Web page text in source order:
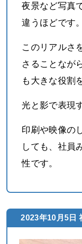
夜景など写真
違うほどです。
このリアルさ
さることなが
も大きな役割
光と影で表現
印刷や映像の
しても、社員
性です。
2023年10月5日